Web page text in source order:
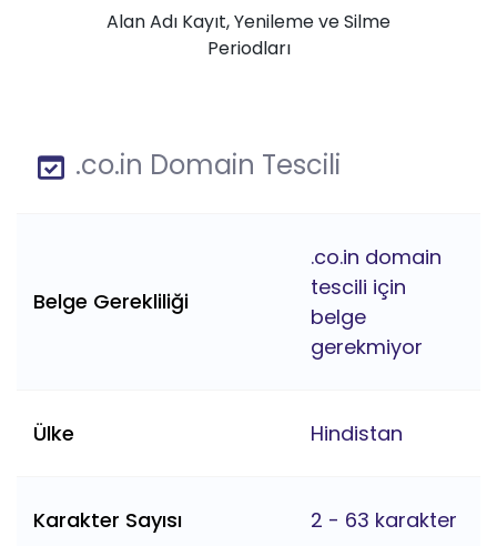
Alan Adı Kayıt, Yenileme ve Silme
Periodları
.co.in Domain Tescili
Belge Gerekliliği
.co.in domain
tescili için
belge
gerekmiyor
Ülke Hindistan
Karakter Sayısı 2 - 63 karakter